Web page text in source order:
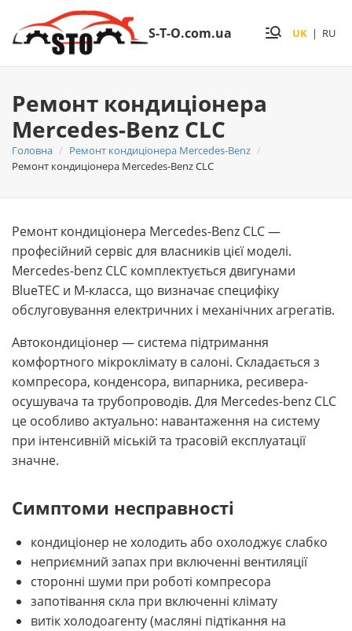
S-T-O.com.ua UK | RU
Ремонт кондиціонера
Mercedes-Benz CLC
Головна
Ремонт кондиціонера Mercedes-Benz
Ремонт кондиціонера Mercedes-Benz CLC
Ремонт кондиціонера Mercedes-Benz CLC —
професійний сервіс для власників цієї моделі.
Mercedes-benz CLC комплектується двигунами
BlueTEC и M-класса, що визначає специфіку
обслуговування електричних і механічних агрегатів.
Автокондиціонер — система підтримання
комфортного мікроклімату в салоні. Складається з
компресора, конденсора, випарника, ресивера-
осушувача та трубопроводів. Для Mercedes-benz CLC
це особливо актуально: навантаження на систему
при інтенсивній міській та трасовій експлуатації
значне.
Симптоми несправності
кондиціонер не холодить або охолоджує слабко
неприємний запах при включенні вентиляції
сторонні шуми при роботі компресора
запотівання скла при включенні клімату
витік холодоагенту (масляні підтікання на